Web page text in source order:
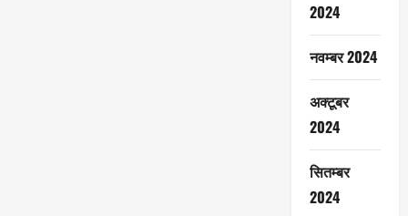
2024
नवम्बर 2024
अक्टूबर
2024
सितम्बर
2024